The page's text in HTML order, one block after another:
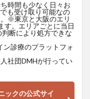
時間も少なく日々お
も受け取り可能なの
※東京と大阪のエリ
す。エリアごとに当日
断により処方できな
診療のプラットフォ
社団DMHが行ってい
ックの公式サイ